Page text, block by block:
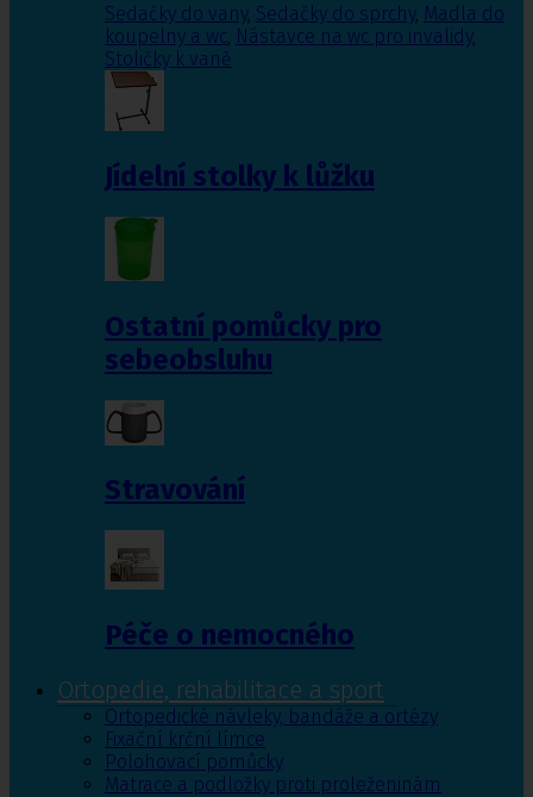
Sedačky do vany, Sedačky do sprchy, Madla do
koupelny a wc, Nástavce na wc pro invalidy,
Stoličky k vaně
Jídelní stolky k lůžku
Ostatní pomůcky pro
sebeobsluhu
Stravování
Péče o nemocného
Ortopedie, rehabilitace a sport
Ortopedické návleky, bandáže a ortézy
Fixační krční límce
Polohovací pomůcky
Matrace a podložky proti proleženinám